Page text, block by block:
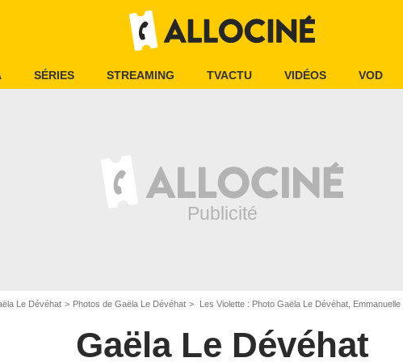
SÉRIES STREAMING TVACTU VIDÉOS VOD
Le Dévéhat Photos de Gaëla Le Dévéhat Les Violette : Photo Gaëla Le Dévéhat,
Gaëla Le Dévéhat